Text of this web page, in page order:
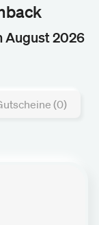
August 2026
(0)